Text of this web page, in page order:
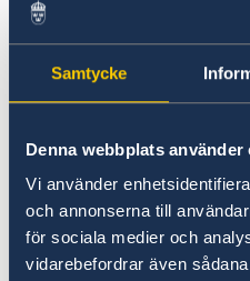
Samtycke
Denna webbplats använder
Vi använder
och annonserna till
för sociala medier och
vidarebefordrar även
Många besökare väljer
chaufför som
den som avser att köra
Kontrollera att
omfattar
Förvissa sig om
skick innan resan